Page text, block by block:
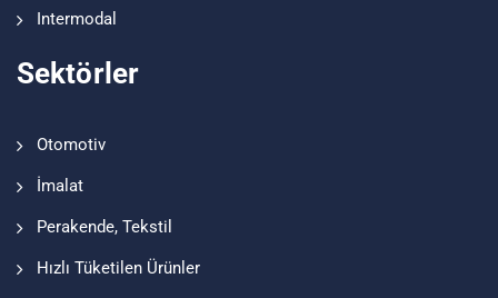
Intermodal
Sektörler
Otomotiv
İmalat
Perakende, Tekstil
Hızlı Tüketilen Ürünler